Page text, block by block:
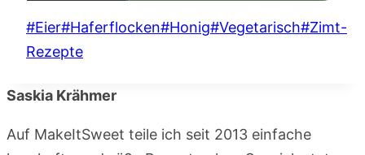
Schlagworte:
#Eier#Haferflocken#Honig#Vegetarisch#Zimt-
Rezepte
Saskia Krähmer
Auf MakeItSweet teile ich seit 2013 einfache